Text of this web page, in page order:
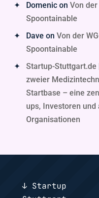
Domenicon Von
Spoontainable
Dave on Von der
Spoontainable
Startup-Stuttgart.de
zweier
Startbase – eine
ups, Investoren
Organisationen
↓ Startup